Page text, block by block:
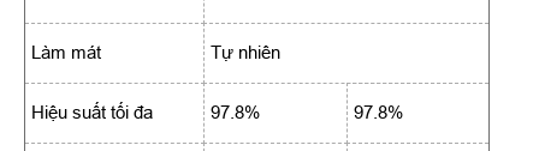
Làm mát Tự nhiên
Hiệu suất tối đa 97.8% 97.8%